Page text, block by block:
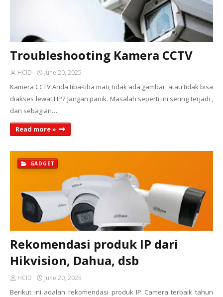
Troubleshooting Kamera CCTV
HCID June 20, 2025
Kamera CCTV Anda tiba-tiba mati, tidak ada gambar, atau tidak bisa
diakses lewat HP? Jangan panik. Masalah seperti ini sering terjadi ,
dan sebagian…
Read more »
GADGET
Rekomendasi produk IP dari
Hikvision, Dahua, dsb
HCID June 20, 2025
Berikut ini adalah rekomendasi produk IP Camera terbaik tahun